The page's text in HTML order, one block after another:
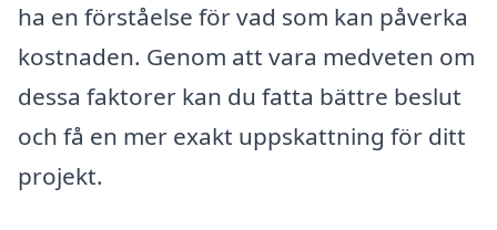
ha en förståelse för vad som kan påverka
kostnaden. Genom att vara medveten om
dessa faktorer kan du fatta bättre beslut
och få en mer exakt uppskattning för ditt
projekt.